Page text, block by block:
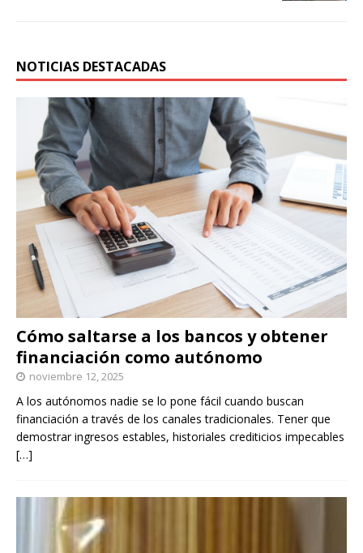
NOTICIAS DESTACADAS
Cómo saltarse a los bancos y obtener
financiación como autónomo
noviembre 12, 2025
A los autónomos nadie se lo pone fácil cuando buscan
financiación a través de los canales tradicionales. Tener que
demostrar ingresos estables, historiales crediticios impecables
[…]